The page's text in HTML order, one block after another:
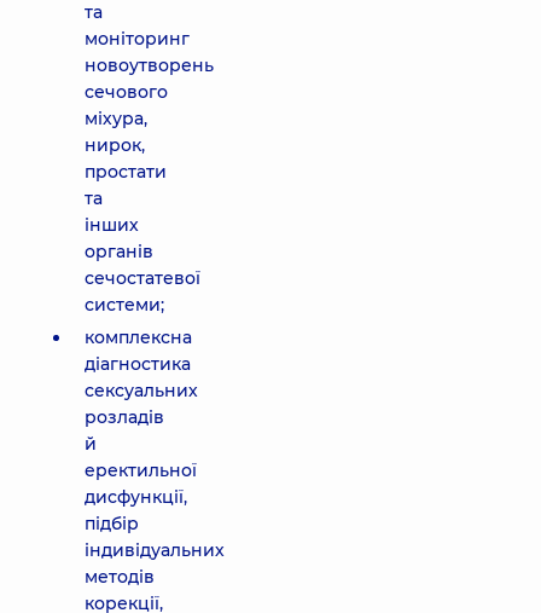
та
моніторинг
новоутворень
сечового
міхура,
нирок,
простати
та
інших
органів
сечостатевої
системи;
комплексна
діагностика
сексуальних
розладів
й
еректильної
дисфункції,
підбір
індивідуальних
методів
корекції,